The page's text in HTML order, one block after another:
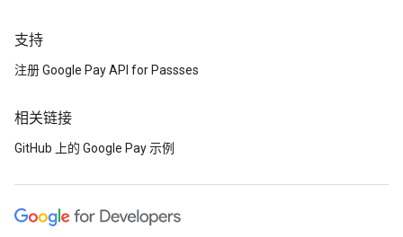
支持
注册 Google Pay API for Passses
相关链接
GitHub 上的 Google Pay 示例